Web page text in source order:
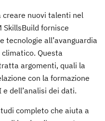
creare nuovi talenti nel
fornisce
tecnologie all’avanguardia
Questa
argomenti, quali la
con la formazione
e dell’analisi dei dati.
completo che aiuta a